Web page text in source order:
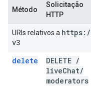
Método
Solicitação
HTTP
URIs relativos a https: /
v3
delete
DELETE /
liveChat/
moderators